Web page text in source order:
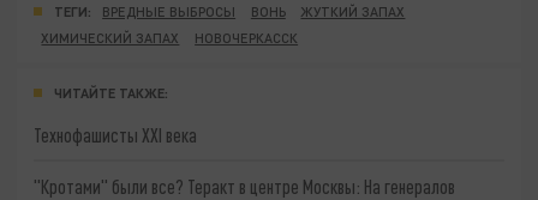
ТЕГИ: ВРЕДНЫЕ ВЫБРОСЫ ВОНЬ
ЖУТКИЙ ЗАПАХ
ХИМИЧЕСКИЙ ЗАПАХ
НОВОЧЕРКАССК
ЧИТАЙТЕ ТАКЖЕ:
Технофашисты XXI века
"Кротами" были все? Теракт в центре Москвы: На генералов